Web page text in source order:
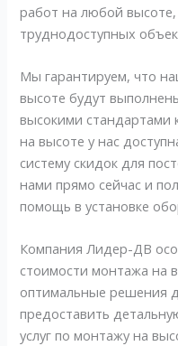
работ на любой
труднодоступных
Мы гарантируем, что
высоте будут
высокими стандартами
на высоте у нас
систему скидок для
нами прямо сейчас и
помощь в установке
Компания Лидер-ДВ
стоимости монтажа на
оптимальные решения
предоставить
услуг по монтажу на